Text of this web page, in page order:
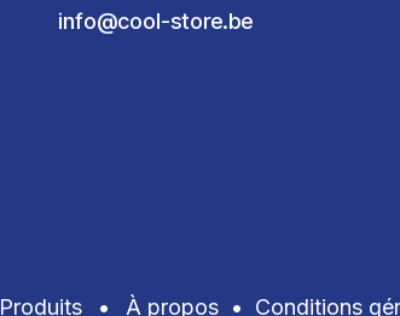
info@cool-store.be
Produits • À propos • Conditions